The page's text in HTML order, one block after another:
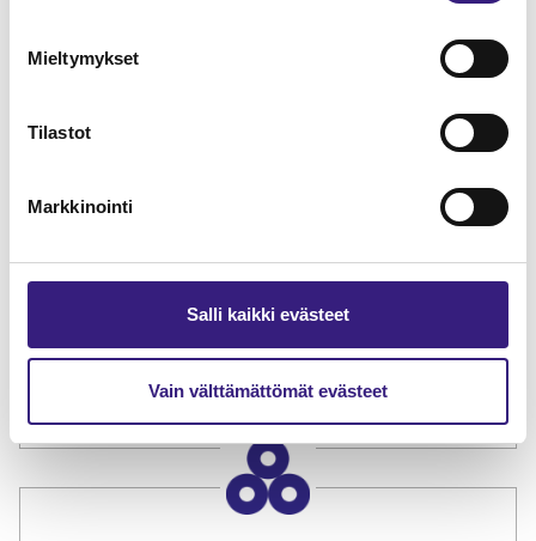
Mieltymykset
Tilastot
Markkinointi
Salli kaikki evästeet
Vain välttämättömät evästeet
Tilaa Tilisanomien
lukuoikeus
TILAA TÄSTÄ